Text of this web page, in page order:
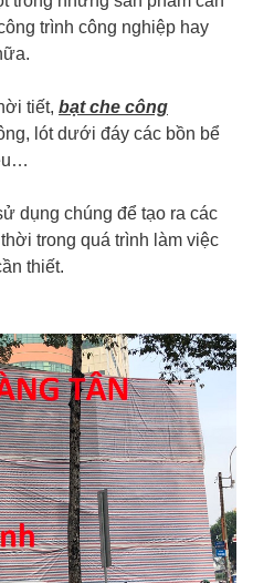
trình công nghiệp hay
tiết, bạt che công
lót dưới đáy các bồn bể
dụng chúng để tạo ra các
trong quá trình làm việc
thiết.